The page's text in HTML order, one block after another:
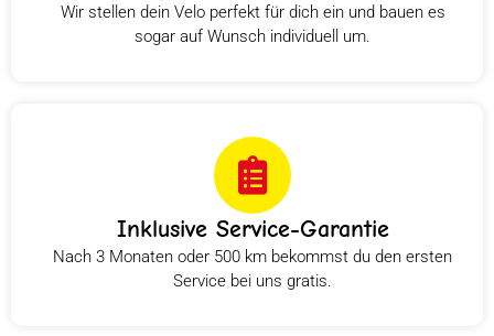
Wir stellen dein Velo perfekt für dich ein und bauen es
sogar auf Wunsch individuell um.
Inklusive Service-Garantie
Nach 3 Monaten oder 500 km bekommst du den ersten
Service bei uns gratis.